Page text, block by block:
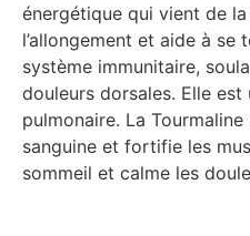
énergétique qui vient de
l’allongement et aide à
système immunitaire,
douleurs dorsales. Elle est
pulmonaire. La
sanguine et fortifie les
sommeil et calme les